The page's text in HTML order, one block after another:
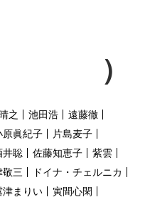
之 池田浩
遠藤徹
原眞紀子
片島麦子
井聡 佐藤知恵子
紫雲
敬三
ドイナ・チェルニカ
津まりい
寅間心閑